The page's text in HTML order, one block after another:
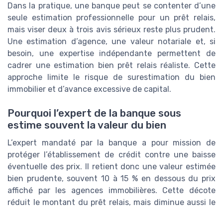
Dans la pratique, une banque peut se contenter d’une
seule estimation professionnelle pour un prêt relais,
mais viser deux à trois avis sérieux reste plus prudent.
Une estimation d’agence, une valeur notariale et, si
besoin, une expertise indépendante permettent de
cadrer une estimation bien prêt relais réaliste. Cette
approche limite le risque de surestimation du bien
immobilier et d’avance excessive de capital.
Pourquoi l’expert de la banque sous
estime souvent la valeur du bien
L’expert mandaté par la banque a pour mission de
protéger l’établissement de crédit contre une baisse
éventuelle des prix. Il retient donc une valeur estimée
bien prudente, souvent 10 à 15 % en dessous du prix
affiché par les agences immobilières. Cette décote
réduit le montant du prêt relais, mais diminue aussi le